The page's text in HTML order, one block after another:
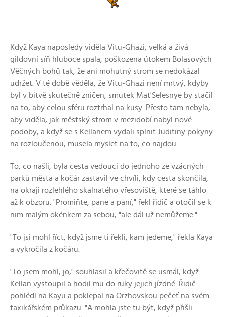
Když Kaya naposledy viděla Vitu-Ghazi, velká a živá
gildovní síň hluboce spala, poškozena útokem Bolasových
Věčných bohů tak, že ani mohutný strom se nedokázal
udržet. V té době věděla, že Vitu-Ghazi není mrtvý; kdyby
byl v bitvě skutečně zničen, smutek Mat'Selesnye by stačil
na to, aby celou sféru roztrhal na kusy. Přesto tam nebyla,
aby viděla, jak městský strom v mezidobí nabyl nové
podoby, a když se s Kellanem vydali splnit Juditiny pokyny
na rozloučenou, musela myslet na to, co najdou.
To, co našli, byla cesta vedoucí do jednoho ze vzácných
parků města a kočár zastavil ve chvíli, kdy cesta skončila,
na okraji rozlehlého skalnatého vřesoviště, které se táhlo
až k obzoru. "Promiňte, pane a paní," řekl řidič a otočil se k
nim malým okénkem za sebou, "ale dál už nemůžeme."
"To jsi mohl říct, když jsme ti řekli, kam jedeme," řekla Kaya
a vykročila z kočáru.
"To jsem mohl, jo," souhlasil a křečovitě se usmál, když
Kellan vystoupil a hodil mu do ruky jejich jízdné. Řidič
pohlédl na Kayu a poklepal na Orzhovskou pečeť na svém
taxikářském průkazu. "A mohla jste tu být, když přišli